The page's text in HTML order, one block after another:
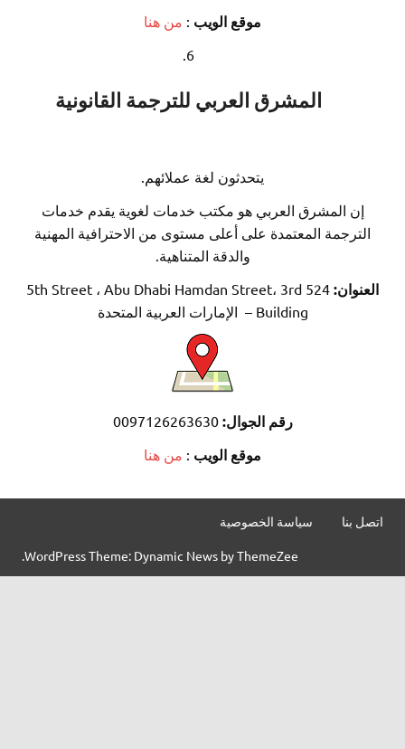
موقع الويب:من هنا
المشرق العربي للترجمة القانونية
يتحدثون لغة عملائهم.
المشرق العربي هو مكتب خدمات لغوية يقدم خدمات
المعتمدة على أعلى مستوى من الاحترافية المهنية
والدقة المتناهية.
524 5th Street ، Abu Dhabi Hamdan Street، 3rd
رقم الجوال:0097126263630
موقع الويب:من هنا
سياسة الخصوصية
WordPress Theme: Dynamic News by ThemeZee.